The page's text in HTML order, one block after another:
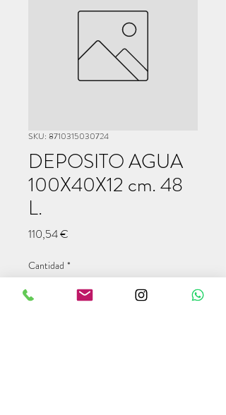
SKU: 8710315030724
DEPOSITO AGUA
100X40X12 cm. 48
L.
110,54 €
Cantidad *